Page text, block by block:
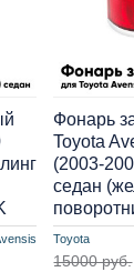
Toyota
Фонарь
Toyota
(2003-
седан
15000 руб.